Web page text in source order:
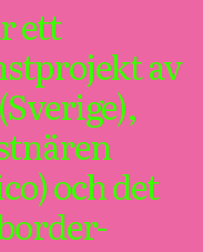
ett
av
och det